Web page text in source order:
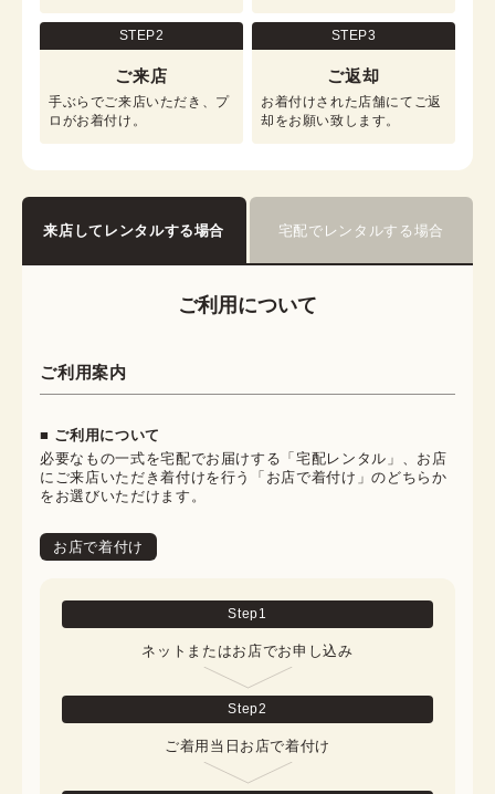
STEP2
ご来店
手ぶらでご来店いただき、プ
ロがお着付け。
STEP3
ご返却
お着付けされた店舗にてご返
却をお願い致します。
来店してレンタルする場合 宅配でレンタルする場合
ご利用について
ご利用案内
■ ご利用について
必要なもの一式を宅配でお届けする「宅配レンタル」、お店
にご来店いただき着付けを行う「お店で着付け」のどちらか
をお選びいただけます。
お店で着付け
Step1
ネットまたはお店でお申し込み
Step2
ご着用当日お店で着付け